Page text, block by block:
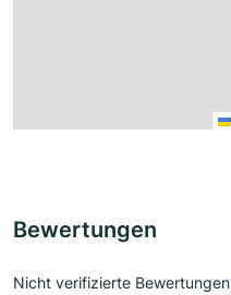
Bewertungen
Nicht verifizierte Bewertungen